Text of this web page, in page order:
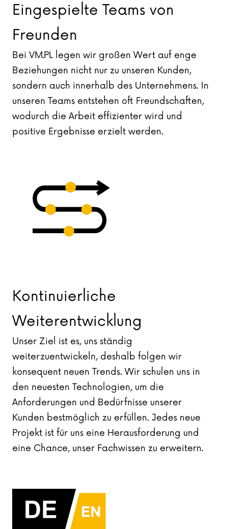
Eingespielte Teams von
Freunden
Bei VM.PL legen wir großen Wert auf enge
Beziehungen nicht nur zu unseren Kunden,
sondern auch innerhalb des Unternehmens. In
unseren Teams entstehen oft Freundschaften,
wodurch die Arbeit effizienter wird und
positive Ergebnisse erzielt werden.
Kontinuierliche
Weiterentwicklung
Unser Ziel ist es, uns ständig
weiterzuentwickeln, deshalb folgen wir
konsequent neuen Trends. Wir schulen uns in
den neuesten Technologien, um die
Anforderungen und Bedürfnisse unserer
Kunden bestmöglich zu erfüllen. Jedes neue
Projekt ist für uns eine Herausforderung und
eine Chance, unser Fachwissen zu erweitern.